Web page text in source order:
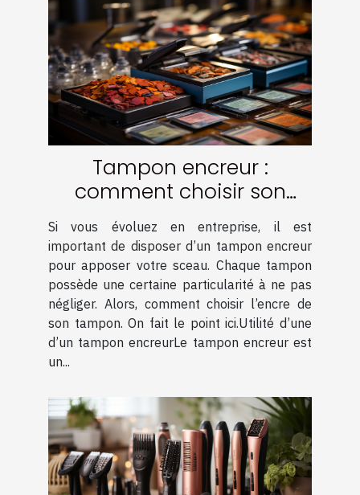
Tampon encreur :
comment choisir son
encre ?
Si vous évoluez en entreprise, il est
important de disposer d’un tampon encreur
pour apposer votre sceau. Chaque tampon
possède une certaine particularité à ne pas
négliger. Alors, comment choisir l’encre de
son tampon. On fait le point ici.Utilité d’une
d’un tampon encreurLe tampon encreur est
un...